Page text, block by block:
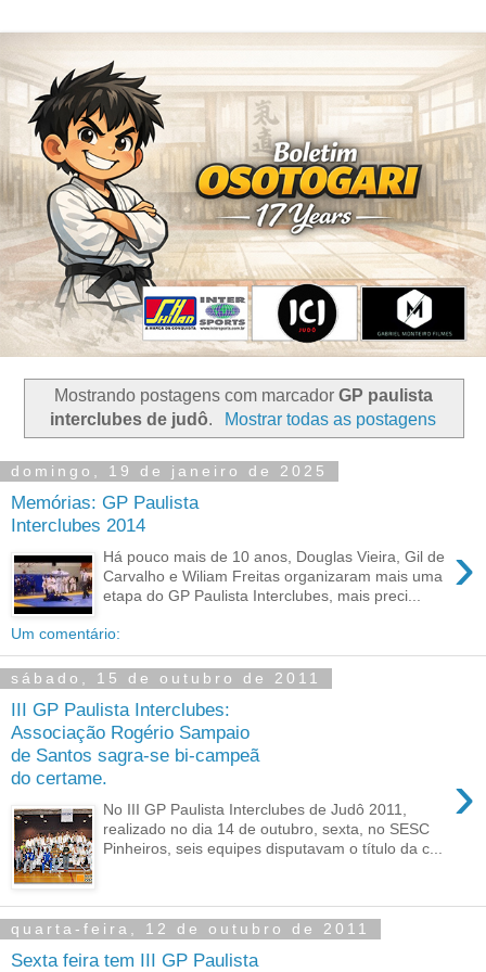
Mostrando postagens com marcador GP paulista
interclubes de judô. Mostrar todas as postagens
domingo, 19 de janeiro de 2025
Memórias: GP Paulista
Interclubes 2014
›
Há pouco mais de 10 anos, Douglas Vieira, Gil de
Carvalho e Wiliam Freitas organizaram mais uma
etapa do GP Paulista Interclubes, mais preci...
Um comentário:
sábado, 15 de outubro de 2011
III GP Paulista Interclubes:
Associação Rogério Sampaio
de Santos sagra-se bi-campeã
do certame.
›
No III GP Paulista Interclubes de Judô 2011,
realizado no dia 14 de outubro, sexta, no SESC
Pinheiros, seis equipes disputavam o título da c...
quarta-feira, 12 de outubro de 2011
Sexta feira tem III GP Paulista